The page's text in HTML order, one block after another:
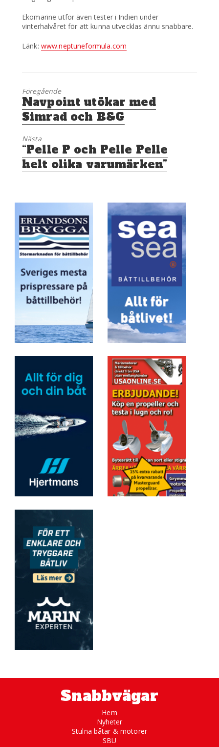
Ekomarine utför även tester i Indien under
vinterhalvåret för att kunna utvecklas ännu snabbare.
Länk: www.neptuneformula.com
Föregående
Föregående
inlägg:
Navpoint utökar med
Simrad och B&G
Nästa
Nästa
inlägg:
“Pelle P och Pelle Pelle
helt olika varumärken”
Snabbvägar
Hem
Nyheter
Stulna båtar & motorer
SBU